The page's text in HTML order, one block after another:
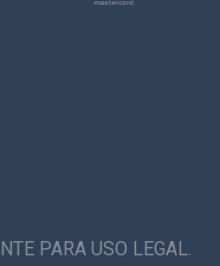
PARA USO LEGAL.